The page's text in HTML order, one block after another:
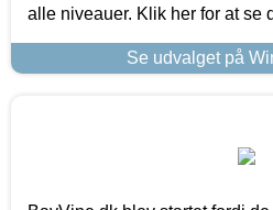
alle niveauer. Klik her for at se
Se udvalget på